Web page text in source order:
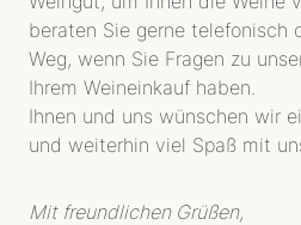
beraten Sie gerne telefonisch
Weg, wenn Sie Fragen zu
Ihrem Weineinkauf haben.
Ihnen und uns wünschen wir
und weiterhin viel Spaß mit
Mit freundlichen Grüßen,